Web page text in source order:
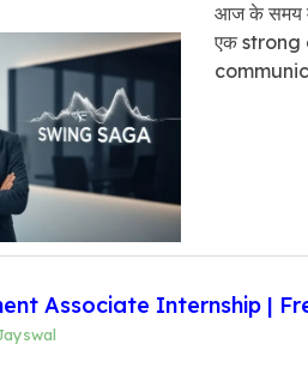
आज के समय
एक strong
Associate Internship |